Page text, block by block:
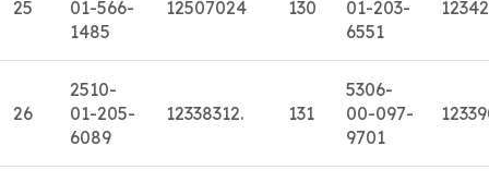
25
01-566-
1485
12507024 130
01-203-
6551
26
2510-
01-205-
6089
12338312. 131
5306-
00-097-
9701